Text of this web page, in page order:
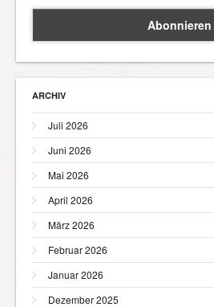
ARCHIV
Juli 2026
Juni 2026
Mai 2026
April 2026
März 2026
Februar 2026
Januar 2026
Dezember 2025